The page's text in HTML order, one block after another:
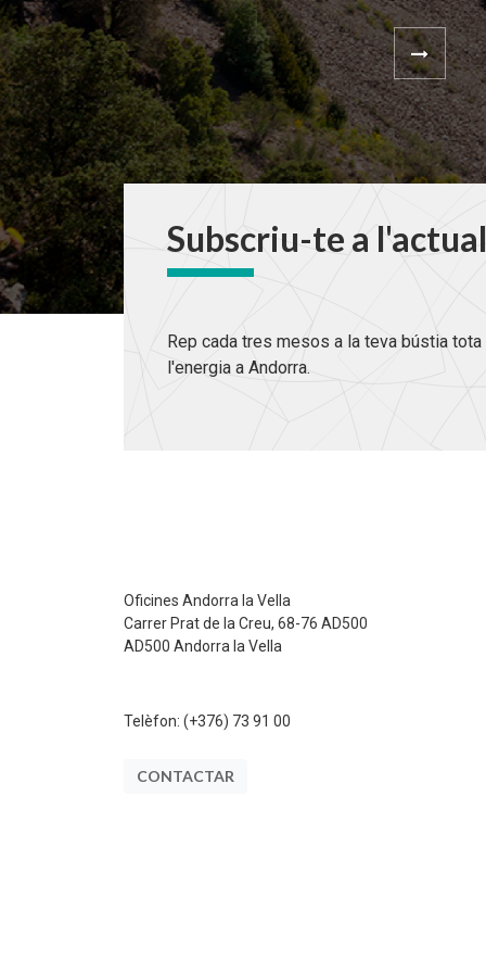
Subscriu-te a
Rep cada tres mesos a la teva bústia
l'energia a Andorra.
Oficines Andorra la Vella
Carrer Prat de la Creu, 68-76 AD500
AD500 Andorra la Vella
Telèfon: (+376) 73 91 00
CONTACTAR